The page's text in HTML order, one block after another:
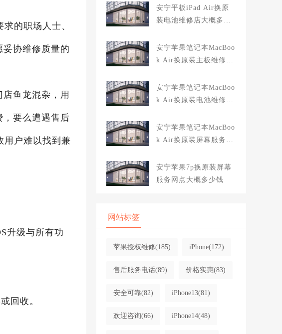
的职场人士、
协维修质量的
鱼龙混杂，用
要么遭遇售后
用户难以找到兼
升级与所有功
回收。
安宁平板iPad Air换原
装电池维修店大概多少
安宁苹果笔记本MacBoo
k Air换原装主板维修中
安宁苹果笔记本MacBoo
k Air换原装电池维修店
安宁苹果笔记本MacBoo
k Air换原装屏幕服务网
安宁苹果7p换原装屏幕
服务网点大概多少钱
网站标签
苹果授权维修(185) iPhone(172)
售后服务电话(89) 价格实惠(83)
安全可靠(82) iPhone13(81)
欢迎咨询(66) iPhone14(48)